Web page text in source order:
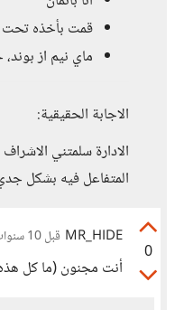
قمت بأخذه تحت
ماي نيم از
الاجابة الحقيقية:
الادارة سلمتني
المتفاعل فيه بشكل
0
MR_HIDE قبل 10 سنوات
أنت مجنون (ما كل